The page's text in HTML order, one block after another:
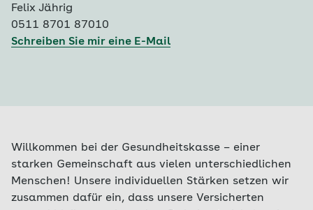
Felix Jährig
0511 8701 87010
Schreiben Sie mir eine E-Mail
Willkommen bei der Gesundheitskasse – einer
starken Gemeinschaft aus vielen unterschiedlichen
Menschen! Unsere individuellen Stärken setzen wir
zusammen dafür ein, dass unsere Versicherten